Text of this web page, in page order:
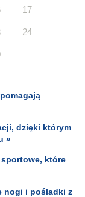
17
24
dzięki którym
»
które
nogi i pośladki z